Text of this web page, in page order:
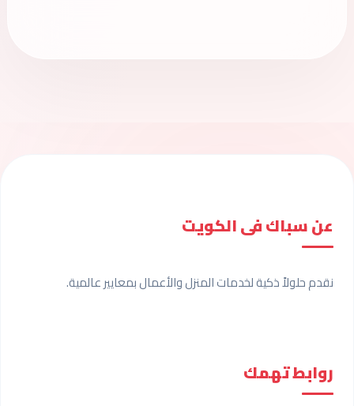
عن سباك فى الكويت
نقدم حلولاً ذكية لخدمات المنزل والأعمال بمعايير عالمية.
روابط تهمك